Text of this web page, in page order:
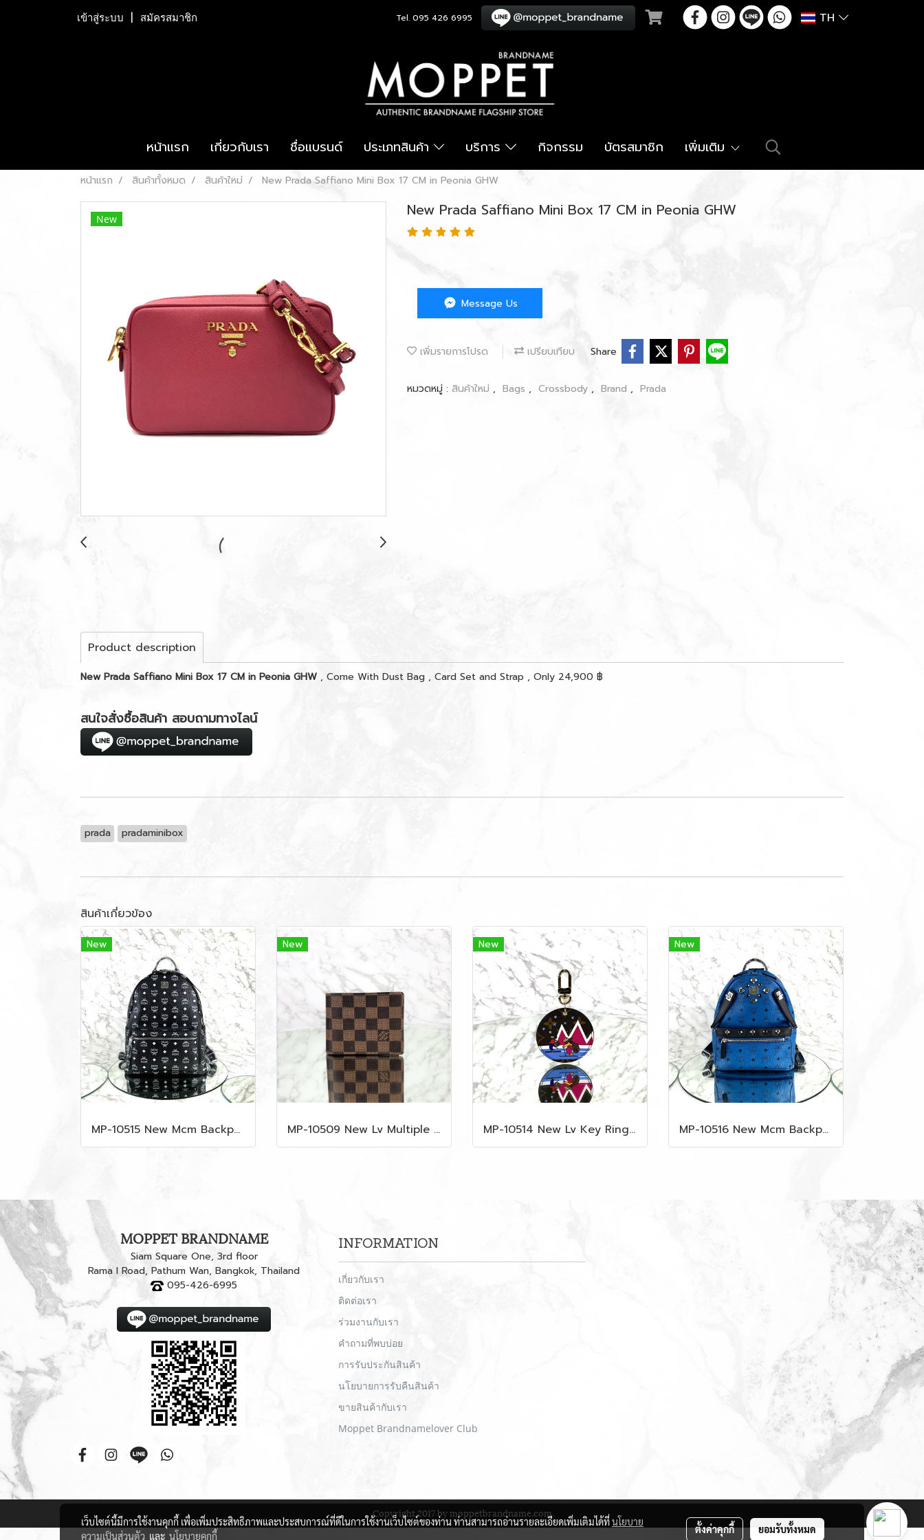
เข้าสู่ระบบ สมัครสมาชิก Tel. 095 426 6995 TH
หน้าแรก เกี่ยวกับเรา ชื่อแบรนด์ ประเภทสินค้า บริการ กิจกรรม บัตรสมาชิก เพิ่มเติม
หน้าแรก สินค้าทั้งหมด สินค้าใหม่ New Prada Saffiano Mini Box 17 CM in Peonia GHW
New New Prada Saffiano Mini Box 17 CM in Peonia GHW
Message Us
เพิ่มรายการโปรด เปรียบเทียบ Share
หมวดหมู่ : สินค้าใหม่ , Bags , Crossbody , Brand , Prada
Product description
New Prada Saffiano Mini Box 17 CM in Peonia GHW , Come With Dust Bag , Card Set and Strap , Only 24,900 ฿
สนใจสั่งซื้อสินค้า สอบถามทางไลน์
prada pradaminibox
สินค้าเกี่ยวข้อง
New
MP-10515 New Mcm Backpack Size M Black Shw
New
MP-10509 New Lv Multiple Men Wallet Damier
New
MP-10514 New Lv Key Ring Chrismas 2018 Monogram Ghw
New
MP-10516 New Mcm Backpack Small Blue/Black Shw
MOPPET BRANDNAME
Siam Square One, 3rd floor
Rama I Road, Pathum Wan, Bangkok, Thailand
095-426-6995
INFORMATION
เกี่ยวกับเรา
ติดต่อเรา
ร่วมงานกับเรา
คำถามที่พบบ่อย
การรับประกันสินค้า
นโยบายการรับคืนสินค้า
ขายสินค้ากับเรา
Moppet Brandnamelover Club
Copyright 2017 by moppetbrandname.com
เว็บไซต์นี้มีการใช้งานคุกกี้ เพื่อเพิ่มประสิทธิภาพและประสบการณ์ที่ดีในการใช้งานเว็บไซต์ของท่าน ท่านสามารถอ่านรายละเอียดเพิ่มเติมได้ที่นโยบาย
ความเป็นส่วนตัว และ นโยบายคุกกี้
ตั้งค่าคุกกี้ ยอมรับทั้งหมด